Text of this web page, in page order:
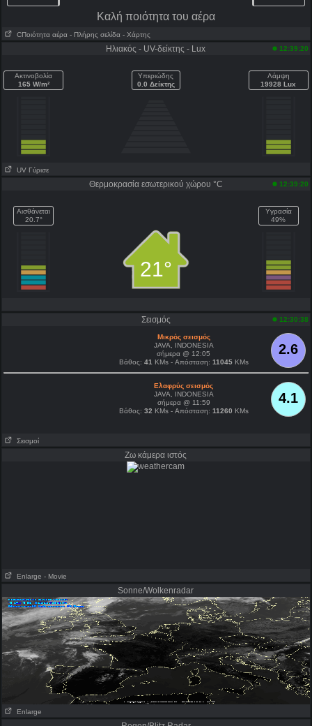
Kαλή ποιότητα του αέρα
CΠοιότητα αέρα - Πλήρης σελίδα - Χάρτης
Ηλιακός - UV-δείκτης - Lux 12:39:20
Ακτινοβολία
165 W/m²
Υπεριώδης
0.0 Δείκτης
Λάμψη
19928 Lux
UV Γύρισε
Θερμοκρασία εσωτερικού χώρου °C 12:39:20
Αισθάνεται
20.7°
21°
Υγρασία
49%
Σεισμός 12:30:38
2.6
Μικρός σεισμός
JAVA, INDONESIA
σήμερα @ 12:05
Βάθος: 41 KMs - Απόσταση: 11045KMs
4.1
Ελαφρύς σεισμός
JAVA, INDONESIA
σήμερα @ 11:59
Βάθος: 32 KMs - Απόσταση: 11260 KMs
Σεισμοί
Ζω κάμερα ιστός
Enlarge - Movie
Sonne/Wolkenradar
Enlarge